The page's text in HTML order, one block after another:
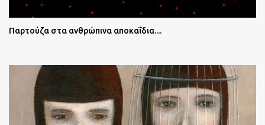
Παρτούζα στα ανθρώπινα αποκαΐδια....